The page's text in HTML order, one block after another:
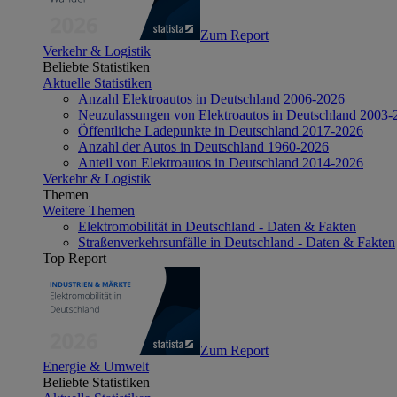
Zum Report
Verkehr & Logistik
Beliebte Statistiken
Aktuelle Statistiken
Anzahl Elektroautos in Deutschland 2006-2026
Neuzulassungen von Elektroautos in Deutschland 2003-
Öffentliche Ladepunkte in Deutschland 2017-2026
Anzahl der Autos in Deutschland 1960-2026
Anteil von Elektroautos in Deutschland 2014-2026
Verkehr & Logistik
Themen
Weitere Themen
Elektromobilität in Deutschland - Daten & Fakten
Straßenverkehrsunfälle in Deutschland - Daten & Fakten
Top Report
Zum Report
Energie & Umwelt
Beliebte Statistiken